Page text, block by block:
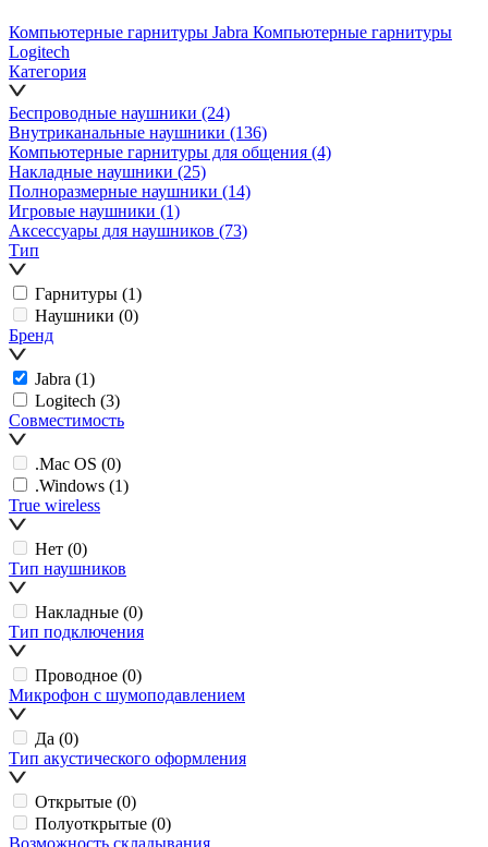
Компьютерные гарнитуры Jabra Компьютерные гарнитуры
Logitech
Категория
Беспроводные наушники (24)
Внутриканальные наушники (136)
Компьютерные гарнитуры для общения (4)
Накладные наушники (25)
Полноразмерные наушники (14)
Игровые наушники (1)
Аксессуары для наушников (73)
Тип
Гарнитуры (1)
Наушники (0)
Бренд
Jabra (1)
Logitech (3)
Совместимость
.Mac OS (0)
.Windows (1)
True wireless
Нет (0)
Тип наушников
Накладные (0)
Тип подключения
Проводное (0)
Микрофон с шумоподавлением
Да (0)
Тип акустического оформления
Открытые (0)
Полуоткрытые (0)
Возможность складывания